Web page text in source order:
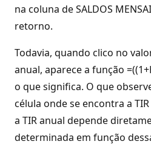
na coluna de SALDOS
retorno.
Todavia, quando clico no
anual, aparece a função
o que significa. O que
célula onde se encontra a
a TIR anual depende
determinada em função